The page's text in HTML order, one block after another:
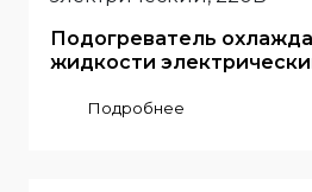
Подогреватель
жидкости
Подробнее